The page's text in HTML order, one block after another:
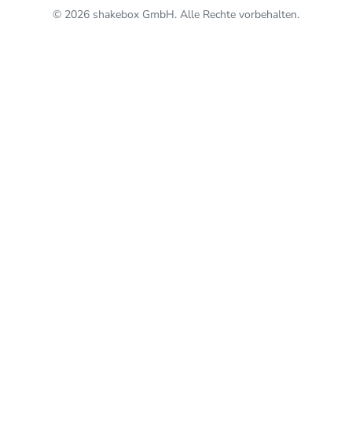
© 2026 shakebox GmbH. Alle Rechte vorbehalten.